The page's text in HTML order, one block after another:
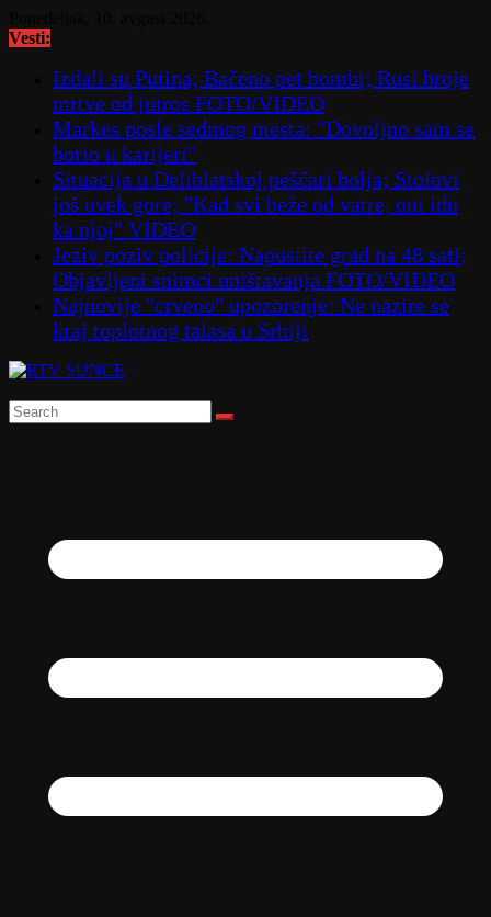
to
Vesti:
Izdali su Putina; Bačeno pet bombi; Rusi broje
mrtve od jutros FOTO/VIDEO
Markes posle sedmog mesta: "Dovoljno sam se
borio u karijeri"
Situacija u Deliblatskoj peščari bolja; Stolovi
još uvek gore; "Kad svi beže od vatre, oni idu
ka njoj" VIDEO
Jeziv poziv policije: Napustite grad na 48 sati;
Objavljeni snimci uništavanja FOTO/VIDEO
Najnovije "crveno" upozorenje: Ne nazire se
kraj toplotnog talasa u Srbiji